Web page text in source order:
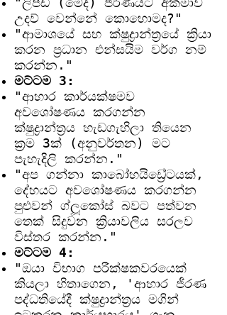
උදව් වෙන්නේ කොහොමද?"
"ආමාශයේ සහ ක්ෂුද්‍රාන්ත්‍රයේ ක්‍රියා
කරන ප්‍රධාන එන්සයිම වර්ග නම්
කරන්න."
මට්ටම 3:
"ආහාර කාර්යක්ෂමව
අවශෝෂණය කරගන්න
ක්ෂුද්‍රාන්ත්‍රය හැඩගැහිලා තියෙන
ක්‍රම 3ක් (අනුවර්තන) මට
පැහැදිලි කරන්න."
"අප ගන්නා කාබෝහයිඩ්‍රේටයක්,
දේහයට අවශෝෂණය කරගන්න
පුළුවන් ග්ලූකෝස් බවට පත්වන
තෙක් සිදුවන ක්‍රියාවලිය සරලව
විස්තර කරන්න."
මට්ටම 4:
"ඔයා විභාග පරීක්ෂකවරයෙක්
කියලා හිතාගෙන, 'ආහාර ජීරණ
පද්ධතියේදී ක්ෂුද්‍රාන්ත්‍රය මගින්